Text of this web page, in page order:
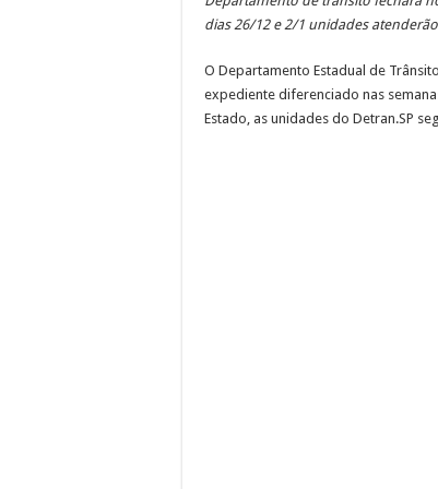
Dia dos Pais no
Sessões
Obras da semana:
dias 26/12 e 2/1 unidades
O Departamento Estadual de
expediente diferenciado nas
Estado, as unidades do Detran.SP